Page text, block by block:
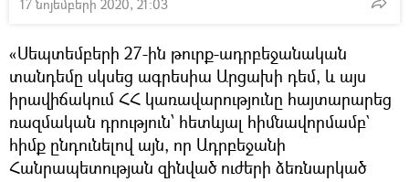
17 նոյեմբերի 2020, 21:03
«Սեպտեմբերի 27-ին թուրք-ադրբեջանական
տանդեմը սկսեց ագրեսիա Արցախի դեմ, և այս
իրավիճակում ՀՀ կառավարությունը հայտարարեց
ռազմական դրություն՝ հետևյալ հիմնավորմամբ`
հիմք ընդունելով այն, որ Ադրբեջանի
Հանրապետության զինված ուժերի ձեռնարկած